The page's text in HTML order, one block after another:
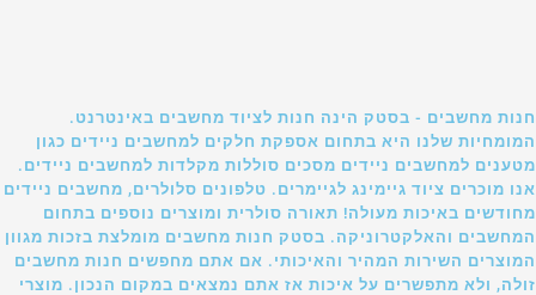
חנות מחשבים - בסטק הינה חנות לציוד מחשבים באינטרנט.
המומחיות שלנו היא בתחום אספקת חלקים למחשבים ניידים כגון
מטענים למחשבים ניידים מסכים סוללות מקלדות למחשבים ניידים.
אנו מוכרים ציוד גיימינג לגיימרים. טלפונים סלולרים, מחשבים ניידים
מחודשים באיכות מעולה! תאורה סולרית ומוצרים נוספים בתחום
המחשבים והאלקטרוניקה. בסטק חנות מחשבים מומלצת בזכות מגוון
המוצרים השירות המהיר והאיכותי. אם אתם מחפשים חנות מחשבים
זולה, ולא מתפשרים על איכות אז אתם נמצאים במקום הנכון. מוצרי